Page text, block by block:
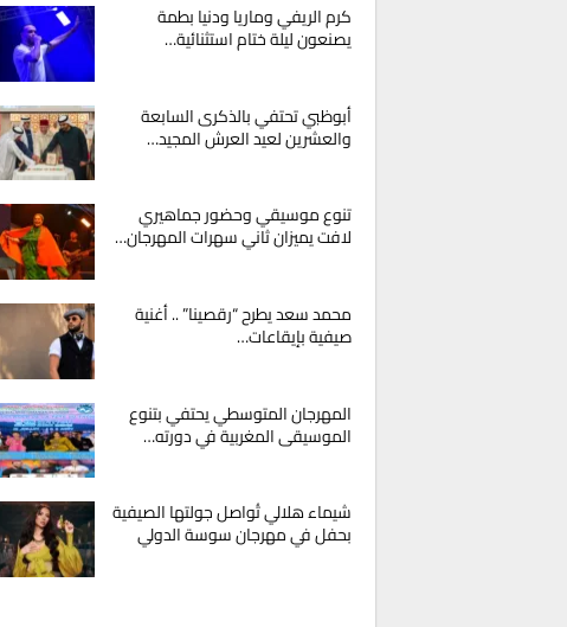
كرم الريفي وماريا ودنيا بطمة
يصنعون ليلة ختام استثنائية…
أبوظبي تحتفي بالذكرى السابعة
والعشرين لعيد العرش المجيد…
تنوع موسيقي وحضور جماهيري
لافت يميزان ثاني سهرات المهرجان…
محمد سعد يطرح “رقصينا” .. أغنية
صيفية بإيقاعات…
المهرجان المتوسطي يحتفي بتنوع
الموسيقى المغربية في دورته…
شيماء هلالي تُواصل جولتها الصيفية
بحفل في مهرجان سوسة الدولي